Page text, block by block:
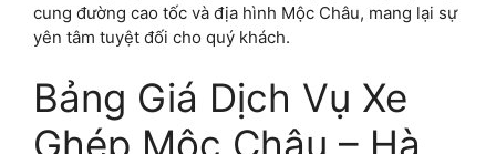
cung đường cao tốc và địa hình Mộc Châu, mang lại sự
yên tâm tuyệt đối cho quý khách.
Bảng Giá Dịch Vụ Xe
Ghép Mộc Châu – Hà